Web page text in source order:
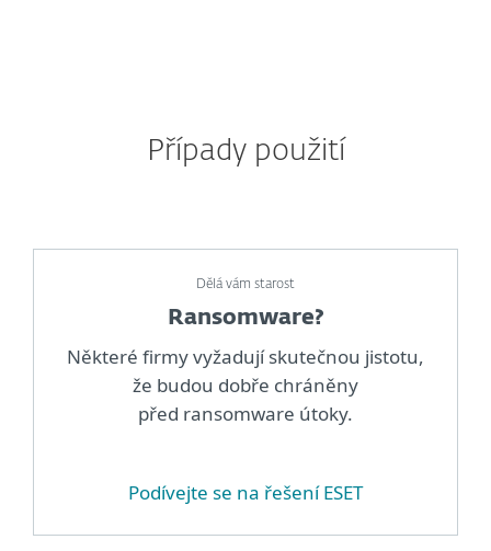
Případy použití
Dělá vám starost
Ransomware?
Některé firmy vyžadují skutečnou jistotu,
že budou dobře chráněny
před ransomware útoky.
Podívejte se na řešení ESET